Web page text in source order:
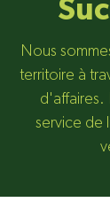
Nous
territoire à
d'affaires.
service de